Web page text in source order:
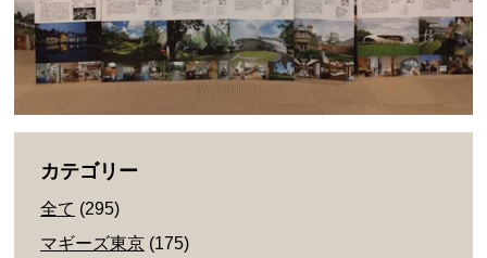
カテゴリー
全て (295)
マギーズ東京 (175)